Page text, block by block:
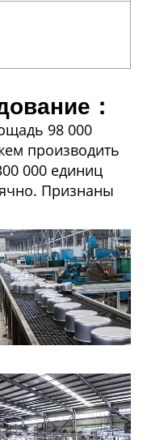
：
98 000
производить
000 единиц
Признаны